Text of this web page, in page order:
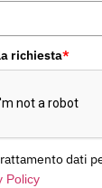
facciale ad
valvola
richiesta*
dati
Policy